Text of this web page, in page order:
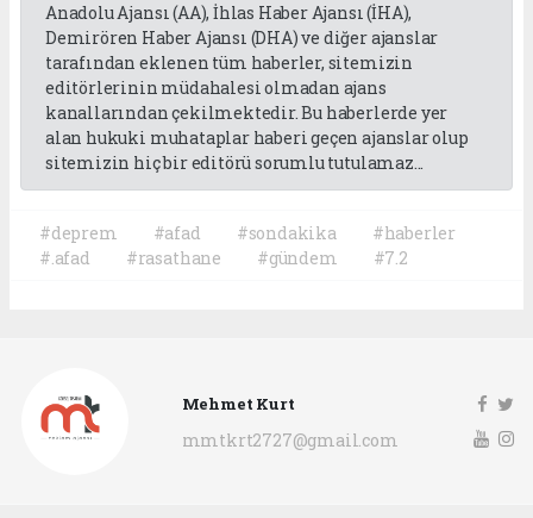
Anadolu Ajansı (AA), İhlas Haber Ajansı (İHA),
Demirören Haber Ajansı (DHA) ve diğer ajanslar
tarafından eklenen tüm haberler, sitemizin
editörlerinin müdahalesi olmadan ajans
kanallarından çekilmektedir. Bu haberlerde yer
alan hukuki muhataplar haberi geçen ajanslar olup
sitemizin hiç bir editörü sorumlu tutulamaz...
#deprem #afad #sondakika
#haberler
#.afad
#rasathane #gündem #7.2
Mehmet Kurt
mmtkrt2727@gmail.com